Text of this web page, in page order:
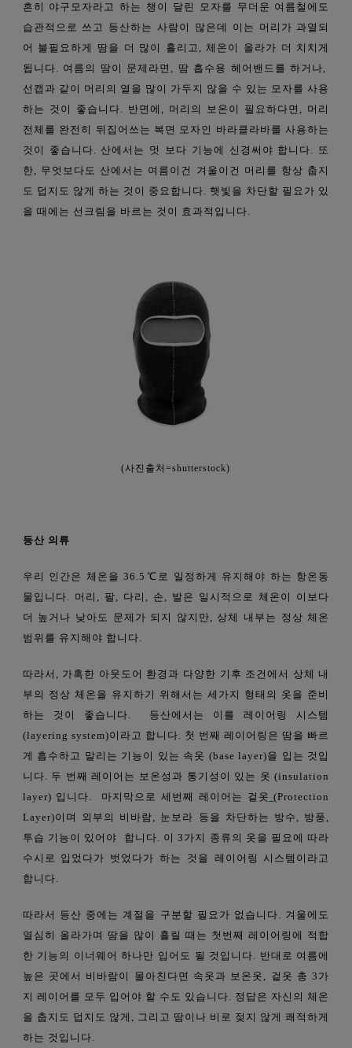
흔히 야구모자라고 하는 챙이 달린 모자를 무더운 여름철에도
습관적으로 쓰고 등산하는 사람이 많은데 이는 머리가 과열되
어 불필요하게 땀을 더 많이 흘리고, 체온이 올라가 더 치치게
됩니다. 여름의 땀이 문제라면, 땀 흡수용 헤어밴드를 하거나,
선캡과 같이 머리의 열을 많이 가두지 않을 수 있는 모자를 사용
하는 것이 좋습니다. 반면에, 머리의 보온이 필요하다면, 머리
전체를 완전히 뒤집어쓰는 복면 모자인 바라클라바를 사용하는
것이 좋습니다. 산에서는 멋 보다 기능에 신경써야 합니다. 또
한, 무엇보다도 산에서는 여름이건 겨울이건 머리를 항상 춥지
도 덥지도 않게 하는 것이 중요합니다. 햇빛을 차단할 필요가 있
을 때에는 선크림을 바르는 것이 효과적입니다.
(사진출처=shutterstock)
등산 의류
우리 인간은 체온을 36.5℃ 로 일정하게 유지해야 하는 항온동
물입니다. 머리, 팔, 다리, 손, 발은 일시적으로 체온이 이보다
더 높거나 낮아도 문제가 되지 않지만, 상체 내부는 정상 체온
범위를 유지해야 합니다.
따라서, 가혹한 아웃도어 환경과 다양한 기후 조건에서 상체 내
부의 정상 체온을 유지하기 위해서는 세가지 형태의 옷을 준비
하는
것이 좋습니다. 등산에서는 이를 레이어링
시스템
(layering system)이라고 합니다. 첫 번째 레이어 링은 땀을 빠르
게 흡수하고 말리는 기능 이 있는 속옷 (base layer)을 입는 것입
니다. 두 번째 레이어는 보온성과 통기성이 있는 옷 (insulation
layer) 입니다. 마지막으로 세번째 레이어는 겉옷 (Protection
Layer)이며 외부의 비바람, 눈보라 등을 차단하는 방수, 방풍 ,
투습 기능 이 있어야
합니다. 이 3가지 종류의 옷을 필요에 따라
수시로 입었다가 벗었다가 하는 것을 레이어링 시스템이라고
합니다.
따라서 등산 중에는 계절을 구분할 필요가 없습니다. 겨울에도
열심히 올라가며 땀을 많이 흘릴 때는 첫번째 레이어링에 적합
한 기능의 이너웨어 하나만 입어도 될 것입니다. 반대로 여름에
높은 곳에서 비바람이 몰아친다면 속옷과 보온옷, 겉옷 총 3가
지 레이어를 모두 입어야 할 수도 있습니다. 정답은 자신의 체온
을 춥지도 덥지도 않게, 그리고 땀이나 비로 젖지 않게 쾌적하게
하는 것입니다.